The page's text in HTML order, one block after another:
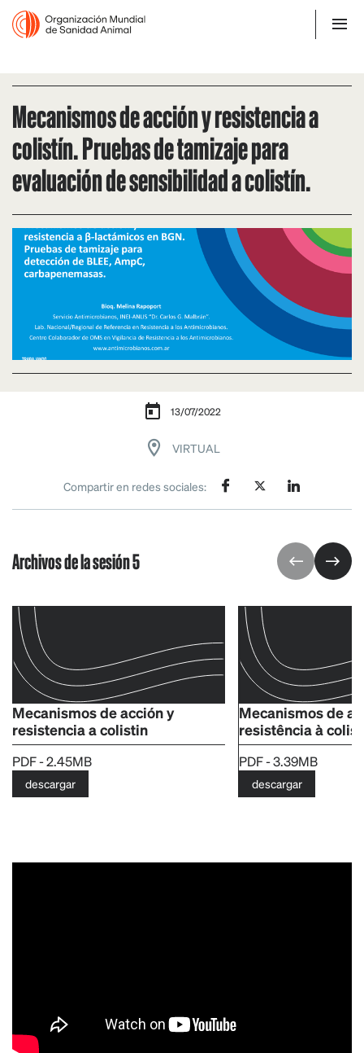
Mecanismos de acción y resistencia a
colistín. Pruebas de tamizaje para
evaluación de sensibilidad a colistín.
13/07/2022
VIRTUAL
Compartir en redes sociales:
Archivos de la sesión 5
Mecanismos de acción y
resistencia a colistin
PDF - 2.45MB
descargar
Mecanismos de
resistência à
PDF - 3.39MB
descargar